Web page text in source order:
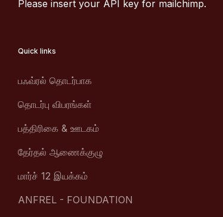
Please insert your API key for mailchimp.
Quick links
பஃவ்ரல் தொடர்பாக
தொடர்பு விபரங்கள்
பத்திரிகை & ஊடகம்
தேர்தல் ஆணைக்குழு
மார்ச் 12 இயக்கம்
ANFREL - FOUNDATION